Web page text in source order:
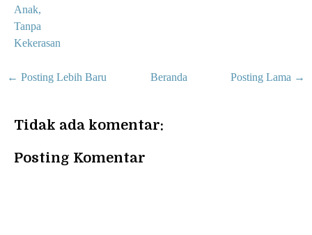
Anak,
Tanpa
Kekerasan
← Posting Lebih Baru Posting Lama →
Beranda
Tidak ada komentar:
Posting Komentar